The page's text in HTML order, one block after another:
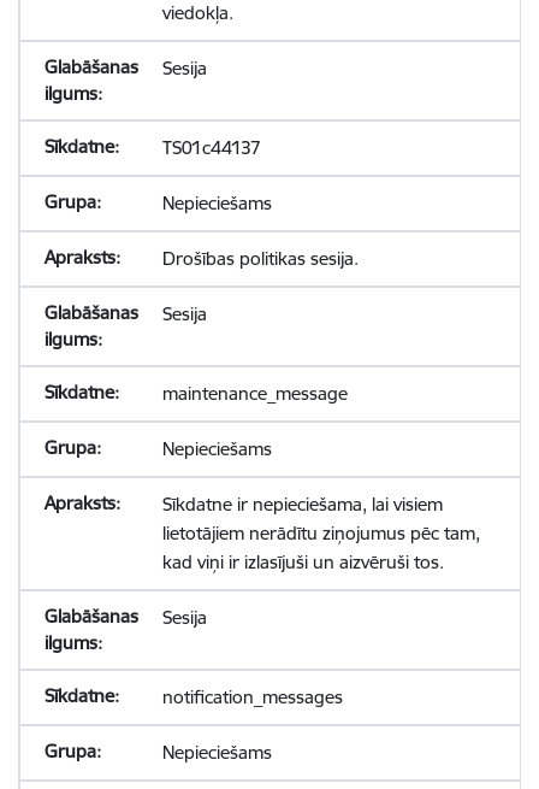
viedokļa.
Sesija
TS01c44137
Nepieciešams
Drošības politikas sesija.
Sesija
maintenance_message
Nepieciešams
Sīkdatne ir nepieciešama, lai visiem
lietotājiem nerādītu ziņojumus pēc tam,
kad viņi ir izlasījuši un aizvēruši tos.
Sesija
notification_messages
Nepieciešams